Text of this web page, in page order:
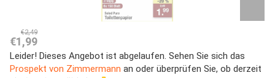
€2,49
€1,99
Leider! Dieses Angebot ist abgelaufen. Sehen Sie sich das
Prospekt von Zimmermann an oder überprüfen Sie, ob derzeit